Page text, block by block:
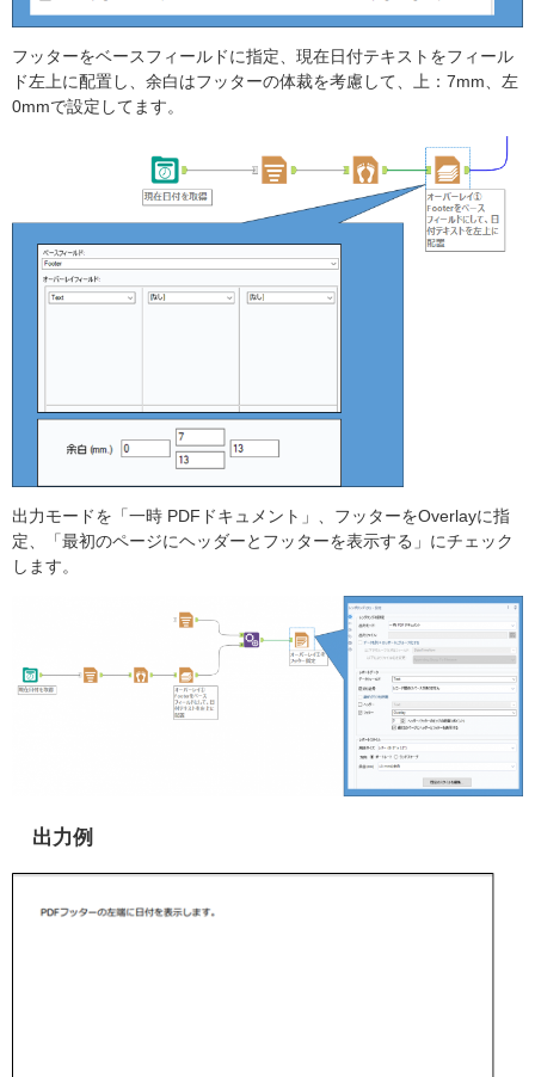
フッターをベースフィールドに指定、現在日付テキストをフィール
ド左上に配置し、余白はフッターの体裁を考慮して、上：7mm、左
0mmで設定してます。
出力モードを「一時 PDFドキュメント」、フッターをOverlayに指
定、「最初のページにヘッダーとフッターを表示する」にチェック
します。
出力例